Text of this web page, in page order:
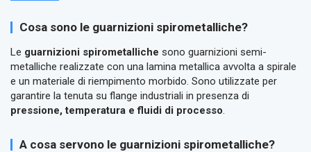
Cosa sono le guarnizioni spirometalliche?
Le guarnizioni spirometalliche sono guarnizioni semi-
metalliche realizzate con una lamina metallica avvolta a spirale
e un materiale di riempimento morbido. Sono utilizzate per
garantire la tenuta su flange industriali in presenza di
pressione, temperatura e fluidi di processo.
A cosa servono le guarnizioni spirometalliche?